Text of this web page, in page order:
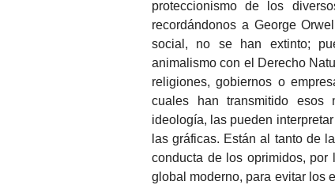
proteccionismo de los
recordándonos a George
social, no se han extinto;
animalismo con el Derecho
religiones, gobiernos o
cuales han transmitido esos
ideología, las pueden
las gráficas. Están al tanto de
conducta de los oprimidos,
global moderno, para evitar los